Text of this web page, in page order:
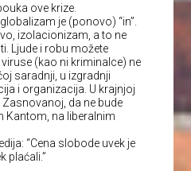
ove krize.
je (ponovo) “in”.
izolacionizam, a to ne
Ljude i robu možete
(kao ni kriminalce) ne
saradnji, u izgradnji
i organizacija. U krajnjoj
Zasnovanoj, da ne bude
Kantom, na liberalnim
“Cena slobode uvek je
plaćali.”